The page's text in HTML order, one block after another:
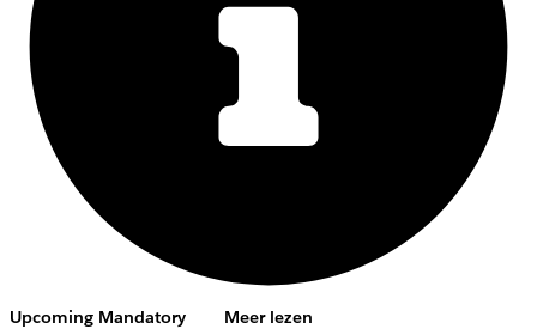
Upcoming Mandatory
Meer lezen